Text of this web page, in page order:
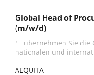
Global Head of
(m/w/d)
"...übernehmen Sie die
nationalen und
AEQUITA